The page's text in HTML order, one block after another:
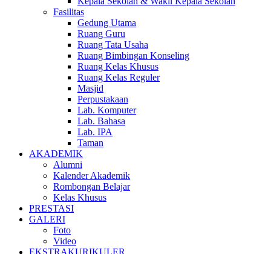
Fasilitas
Gedung Utama
Ruang Guru
Ruang Tata Usaha
Ruang Bimbingan Konseling
Ruang Kelas Khusus
Ruang Kelas Reguler
Masjid
Perpustakaan
Lab. Komputer
Lab. Bahasa
Lab. IPA
Taman
AKADEMIK
Alumni
Kalender Akademik
Rombongan Belajar
Kelas Khusus
PRESTASI
GALERI
Foto
Video
EKSTRAKURIKULER